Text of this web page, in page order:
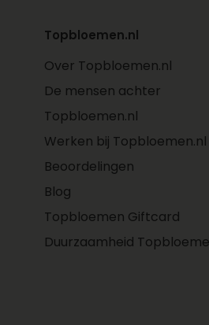
Topbloemen.nl
Over Topbloemen.nl
De mensen achter
Topbloemen.nl
Werken bij Topbloemen.nl
Beoordelingen
Blog
Topbloemen Giftcard
Duurzaamheid